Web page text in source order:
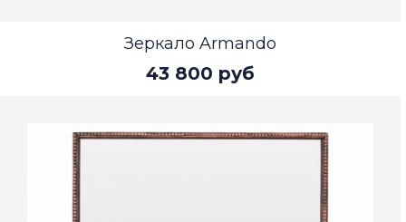
Зеркало Armando
43 800 руб